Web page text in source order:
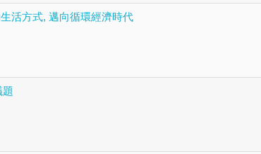
活方式, 邁向循環經濟時代